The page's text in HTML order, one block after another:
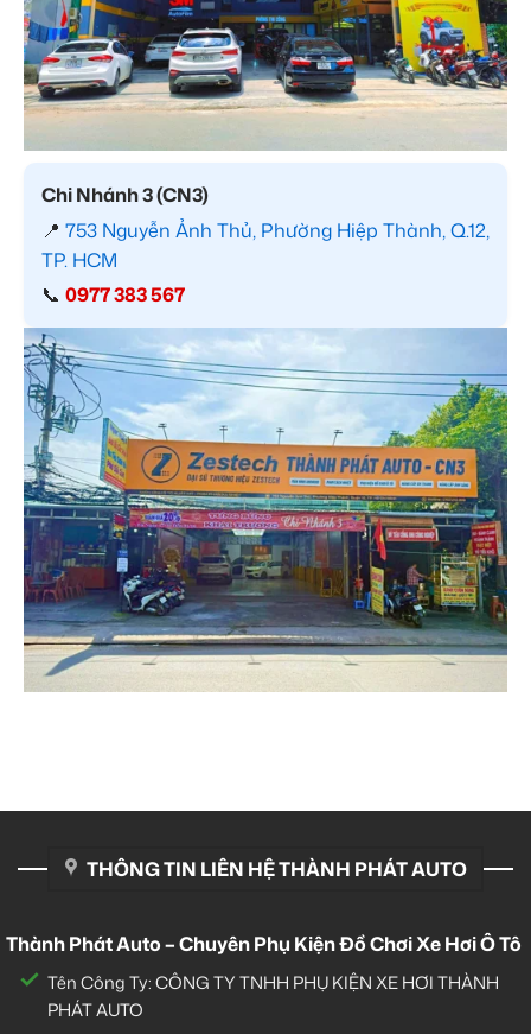
Chi Nhánh 3 (CN3)
📍 753 Nguyễn Ảnh Thủ, Phường Hiệp Thành, Q.12,
TP. HCM
📞 0977 383 567
THÔNG TIN LIÊN HỆ THÀNH PHÁT AUTO
Thành Phát Auto – Chuyên Phụ Kiện Đồ Chơi Xe Hơi Ô Tô
Tên Công Ty: CÔNG TY TNHH PHỤ KIỆN XE HƠI THÀNH
PHÁT AUTO